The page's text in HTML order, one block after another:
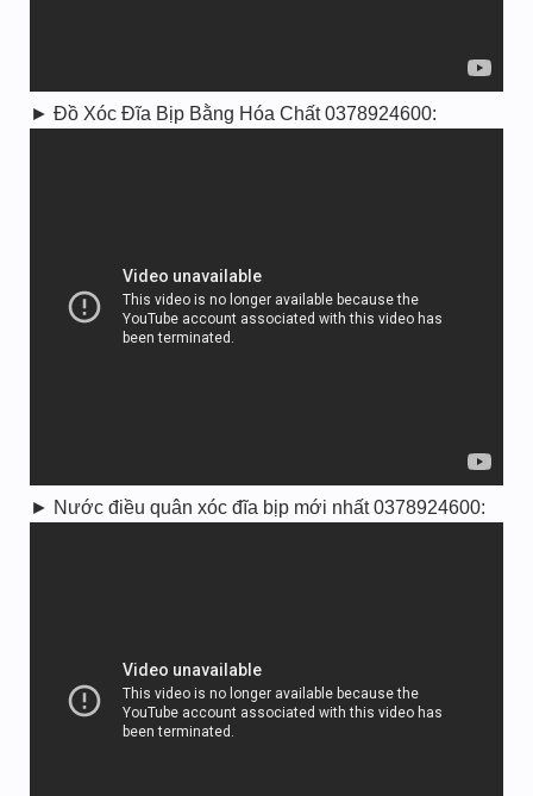
► Đồ Xóc Đĩa Bịp Bằng Hóa Chất 0378924600:
► Nước điều quân xóc đĩa bịp mới nhất 0378924600: